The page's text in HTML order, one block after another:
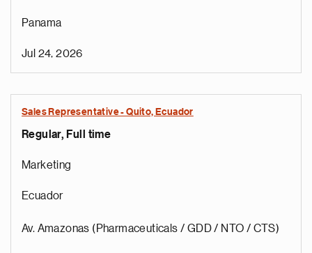
Panama
Jul 24, 2026
Sales Representative - Quito, Ecuador
Regular, Full time
Marketing
Ecuador
Av. Amazonas (Pharmaceuticals / GDD / NTO / CTS)